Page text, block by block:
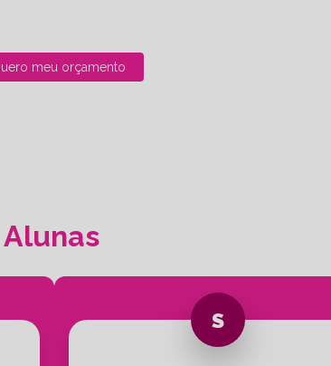
meu orçamento
Alunas